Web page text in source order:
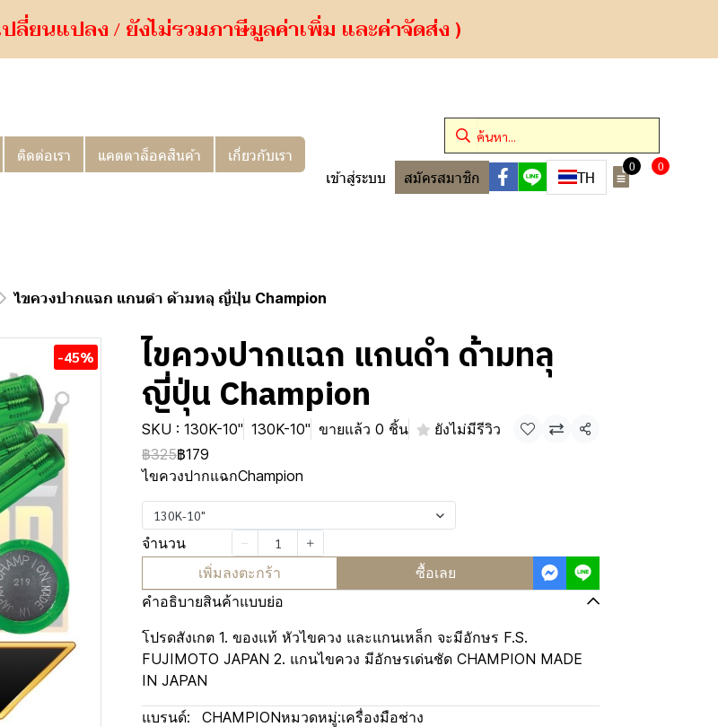
ปลี่ยนแปลง / ยังไม่รวมภาษีมูลค่าเพิ่ม และค่าจัดส่ง )
ติดต่อเรา แคตตาล็อคสินค้า เกี่ยวกับเรา
เข้าสู่ระบบ สมัครสมาชิก TH
0 0
ไขควงปากแฉก แกนดำ ด้ามทลุ ญี่ปุ่น Champion
-45% ไขควงปากแฉก แกนดำ ด้ามทลุ
ญี่ปุ่น Champion
SKU : 130K-10" 130K-10" ขายแล้ว 0 ชิ้น ยังไม่มีรีวิว
แชร์
฿325฿179
ไขควงปากแฉกChampion
130K-10"
จำนวน
เพิ่มลงตะกร้า
ซื้อเลย
คำอธิบายสินค้าแบบย่อ
โปรดสังเกต 1. ของแท้ หัวไขควง และแกนเหล็ก จะมีอักษร F.S.
FUJIMOTO JAPAN 2. แกนไขควง มีอักษรเด่นชัด CHAMPION MADE
IN JAPAN
แบรนด์: CHAMPIONหมวดหมู่:เครื่องมือช่าง